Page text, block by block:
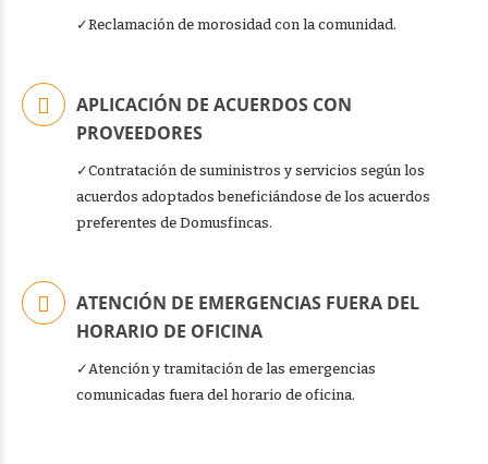
✓Reclamación de morosidad con la comunidad.
APLICACIÓN DE ACUERDOS CON
PROVEEDORES
✓Contratación de suministros y servicios según los
acuerdos adoptados beneficiándose de los acuerdos
preferentes de Domusfincas.
ATENCIÓN DE EMERGENCIAS FUERA DEL
HORARIO DE OFICINA
✓Atención y tramitación de las emergencias
comunicadas fuera del horario de oficina.